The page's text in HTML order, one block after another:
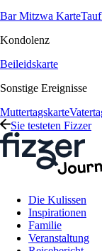
Bar Mitzwa Karte
Kondolenz
Beileidskarte
Sonstige Ereignisse
Muttertagskarte
Sie testeten Fizzer
Die Kulissen
Inspirationen
Familie
Veranstaltung